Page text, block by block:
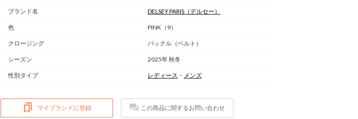
ブランド名 DELSEY PARIS （デルセー）
色 PINK（9）
クロージング バックル（ベルト）
シーズン 2025年 秋冬
性別タイプ レディース ・ メンズ
マイブランドに登録 この商品に関するお問い合わせ